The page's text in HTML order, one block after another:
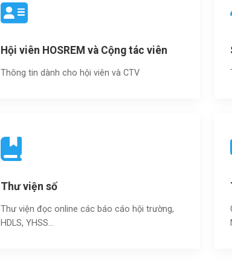
Hội viên HOSREM và Cộng tác viên
Thông tin dành cho hội viên và CTV
Thư viện số
Thư viện đọc online các báo cáo hội trường,
HDLS, YHSS…